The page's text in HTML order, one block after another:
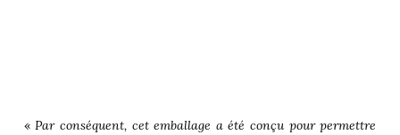
«Par conséquent, cet emballage a été conçu pour permettre